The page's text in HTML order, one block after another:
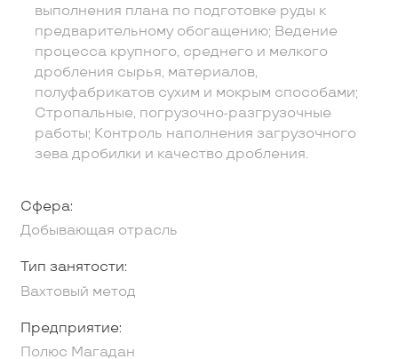
выполнения плана по подготовке руды к
предварительному обогащению; Ведение
процесса крупного, среднего и мелкого
дробления сырья, материалов,
полуфабрикатов сухим и мокрым способами;
Стропальные, погрузочно-разгрузочные
работы; Контроль наполнения загрузочного
зева дробилки и качество дробления.
Сфера:
Добывающая отрасль
Тип занятости:
Вахтовый метод
Предприятие:
Полюс Магадан